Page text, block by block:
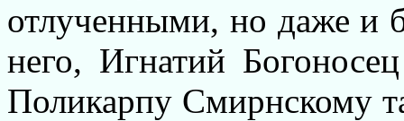
отлученными, но даже и
него, Игнатий
Поликарпу Смирнскому